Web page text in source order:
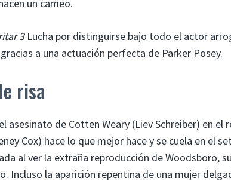
un cameo.
3Lucha por distinguirse bajo todo el actor
a una actuación perfecta de Parker Posey.
risa
asesinato de Cotten Weary (Liev Schreiber) en el
Cox) hace lo que mejor hace y se cuela en el
al ver la extraña reproducción de Woodsboro,
Incluso la aparición repentina de una mujer